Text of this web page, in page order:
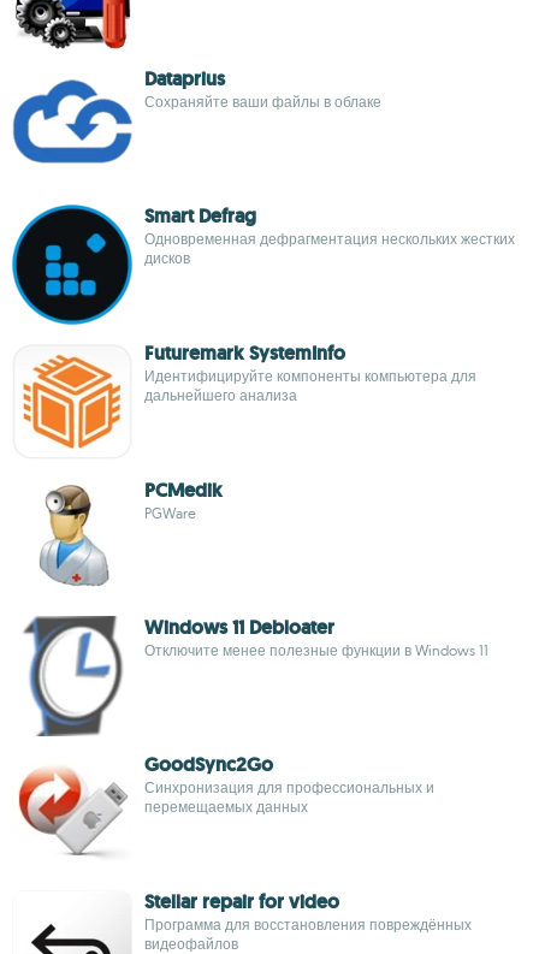
Dataprius
Сохраняйте ваши файлы в облаке
Smart Defrag
Одновременная дефрагментация нескольких жестких
дисков
Futuremark SystemInfo
Идентифицируйте компоненты компьютера для
дальнейшего анализа
PCMedik
PGWare
Windows 11 Debloater
Отключите менее полезные функции в Windows 11
GoodSync2Go
Синхронизация для профессиональных и
перемещаемых данных
Stellar repair for video
Программа для восстановления повреждённых
видеофайлов